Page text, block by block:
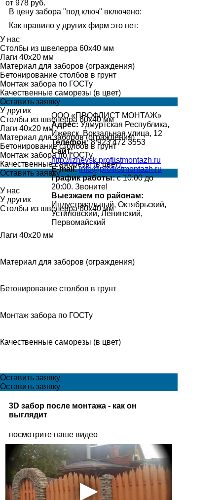
от 978 руб.
В цену забора "под ключ" включено:
Как правило у других фирм это нет:
У нас
Столбы из швелерра 60х40 мм
Лаги 40х20 мм
Материал для заборов (ограждения)
Бетонирование столбов в грунт
Монтаж забора по ГОСТу
Качественные саморезы (в цвет)
Оставить заявку
У других
Столбы из швелерра 60х40 мм
Лаги 40х20 мм
Материал для заборов (ограждения)
Бетонирование столбов в грунт
Монтаж забора по ГОСТу
Качественные саморезы (в цвет)
Оставить заявку
У нас
У других
Столбы из швелерра 60х40 мм
Лаги 40х20 мм
Материал для заборов (ограждения)
Бетонирование столбов в грунт
Монтаж забора по ГОСТу
Качественные саморезы (в цвет)
Оставить заявку
Оставить заявку
3D забор после монтажа - как он
выглядит
посмотрите наше видео
ООО «ПРОФЛИСТ МОНТАЖ»
Адрес:Удмуртская Республика,
Ижевск, Вокзальная улица, 12
Телефон:8 923 472 3553
Сайт:
http://izhevsk.proflistmontazh.ru
E-mail:info@proflistmontazh.ru
График работы:с 10:00 до
20:00. Звоните!
Выезжаем по районам:
Индустриальный, Октябрьский,
Устиновский, Ленинский,
Первомайский